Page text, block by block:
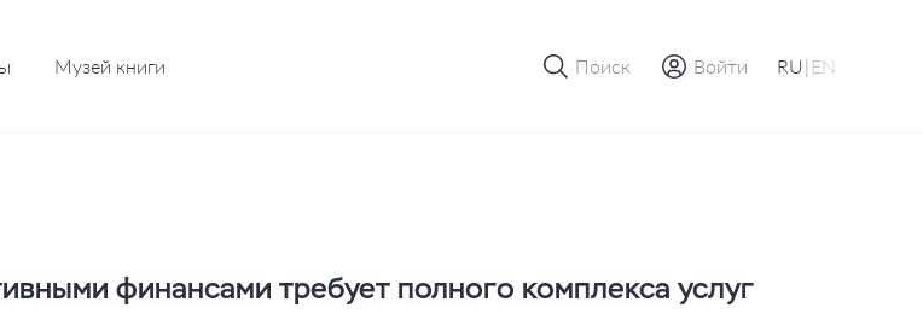
Музей книги Поиск Войти RU| EN
финансами требует полного комплекса услуг